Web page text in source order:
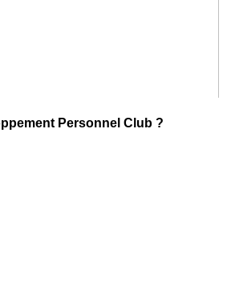
Personnel Club ?